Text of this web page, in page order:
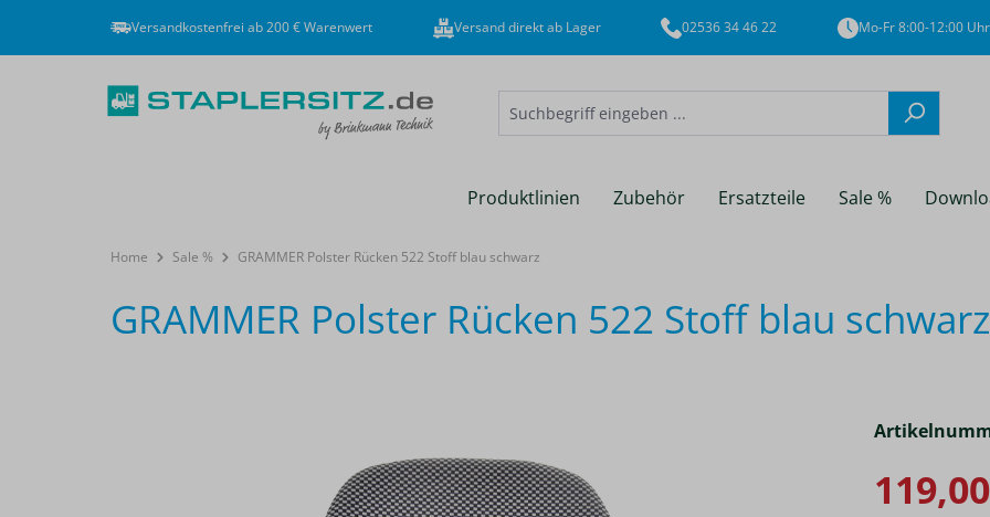
Versandkostenfrei ab 200 € Warenwert Versand direkt ab Lager 02536 34 46 22 Mo-Fr 8:00-12:00
Produktlinien Zubehör Ersatzteile Sale %
Home Sale % GRAMMER Polster Rücken 522 Stoff blau schwarz
GRAMMER Polster Rücken 522 Stoff blau schwarz